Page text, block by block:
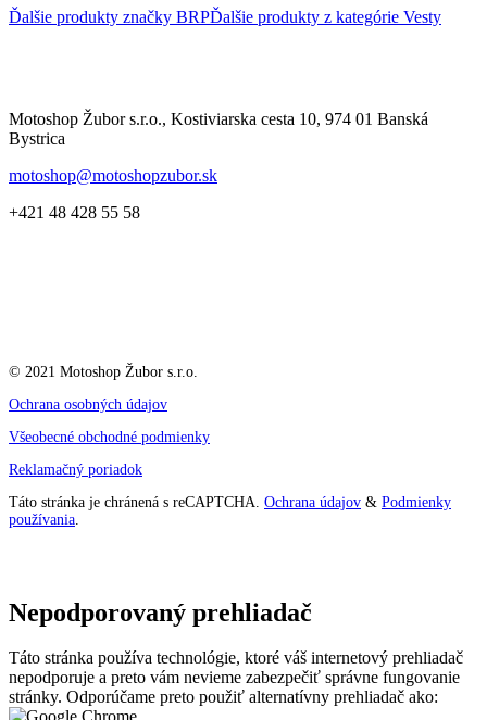
Ďalšie produkty značky BRPĎalšie produkty z kategórie Vesty
Motoshop Žubor s.r.o., Kostiviarska cesta 10, 974 01 Banská
Bystrica
motoshop@motoshopzubor.sk
+421 48 428 55 58
© 2021 Motoshop Žubor s.r.o.
Ochrana osobných údajov
Všeobecné obchodné podmienky
Reklamačný poriadok
Táto stránka je chránená s reCAPTCHA. Ochrana údajov & Podmienky
používania
Nepodporovaný prehliadač
Táto stránka používa technológie, ktoré váš internetový prehliadač
nepodporuje a preto vám nevieme zabezpečiť správne fungovanie
stránky. Odporúčame preto použiť alternatívny prehliadač ako: